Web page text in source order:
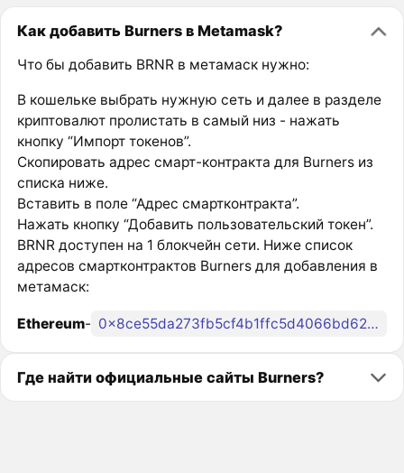
Как добавить Burners в Metamask?
Что бы добавить BRNR в метамаск нужно:
В кошельке выбрать нужную сеть и далее в разделе
криптовалют пролистать в самый низ - нажать
кнопку “Импорт токенов”.
Скопировать адрес смарт-контракта для Burners из
списка ниже.
Вставить в поле “Адрес смартконтракта”.
Нажать кнопку “Добавить пользовательский токен”.
BRNR доступен на 1 блокчейн сети. Ниже список
адресов смартконтрактов Burners для добавления в
метамаск:
Ethereum- 0x8ce55da273fb5cf4b1ffc5d4066bd62445a43543
Где найти официальные сайты Burners?